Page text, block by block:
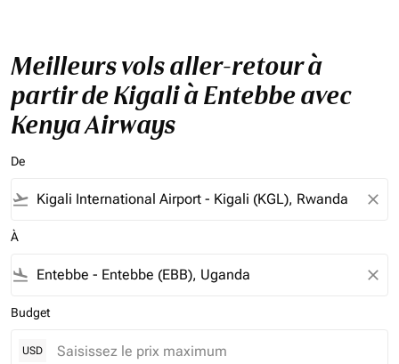
Meilleurs vols aller-retour à
partir de Kigali à Entebbe avec
Kenya Airways
De
flight_takeoff close
À
flight_land close
Budget
USD